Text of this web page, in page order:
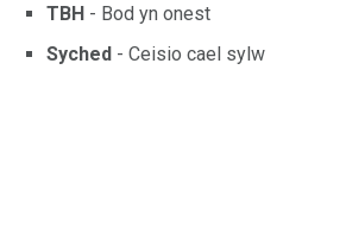
TBH - Bod yn onest
Syched - Ceisio cael sylw